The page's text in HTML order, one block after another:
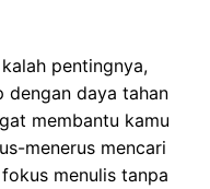
pentingnya,
dengan daya tahan
membantu kamu
menerus mencari
menulis tanpa